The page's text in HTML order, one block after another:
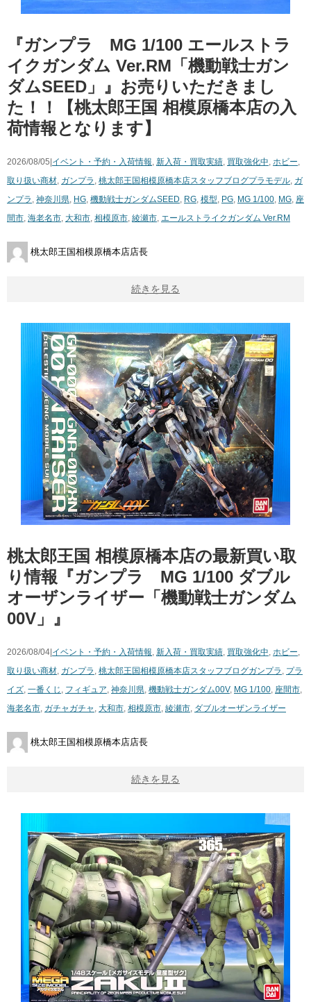
『ガンプラ MG 1/100 エールストラ
イクガンダム Ver.RM「機動戦士ガン
ダムSEED」』お売りいただきまし
た！！【桃太郎王国 相模原橋本店の入
荷情報となります】
2026/08/05| イベント・予約・入荷情報, 新入荷・買取実績, 買取強化中, ホビー,
取り扱い商材, ガンプラ , 桃太郎王国相模原橋本店スタッフブログプラモデル, ガ
ンプラ , 神奈川県, HG, 機動戦士ガンダムSEED, RG, 模型, PG, MG 1/100, MG, 座
間市, 海老名市, 大和市, 相模原市, 綾瀬市, エールストライクガンダム Ver.RM
桃太郎王国相模原橋本店店長
続きを見る
桃太郎王国 相模原橋本店の最新買い取
り情報『ガンプラ MG 1/100 ダブル
オーザンライザー「機動戦士ガンダム
00V」』
2026/08/04| イベント・予約・入荷情報, 新入荷・買取実績, 買取強化中, ホビー,
取り扱い商材, ガンプラ , 桃太郎王国相模原橋本店スタッフブログガンプラ , プラ
イズ, 一番くじ , フィギュア, 神奈川県, 機動戦士ガンダム00V, MG 1/100, 座間市,
海老名市, ガチャガチャ , 大和市, 相模原市, 綾瀬市, ダブルオーザンライザー
桃太郎王国相模原橋本店店長
続きを見る